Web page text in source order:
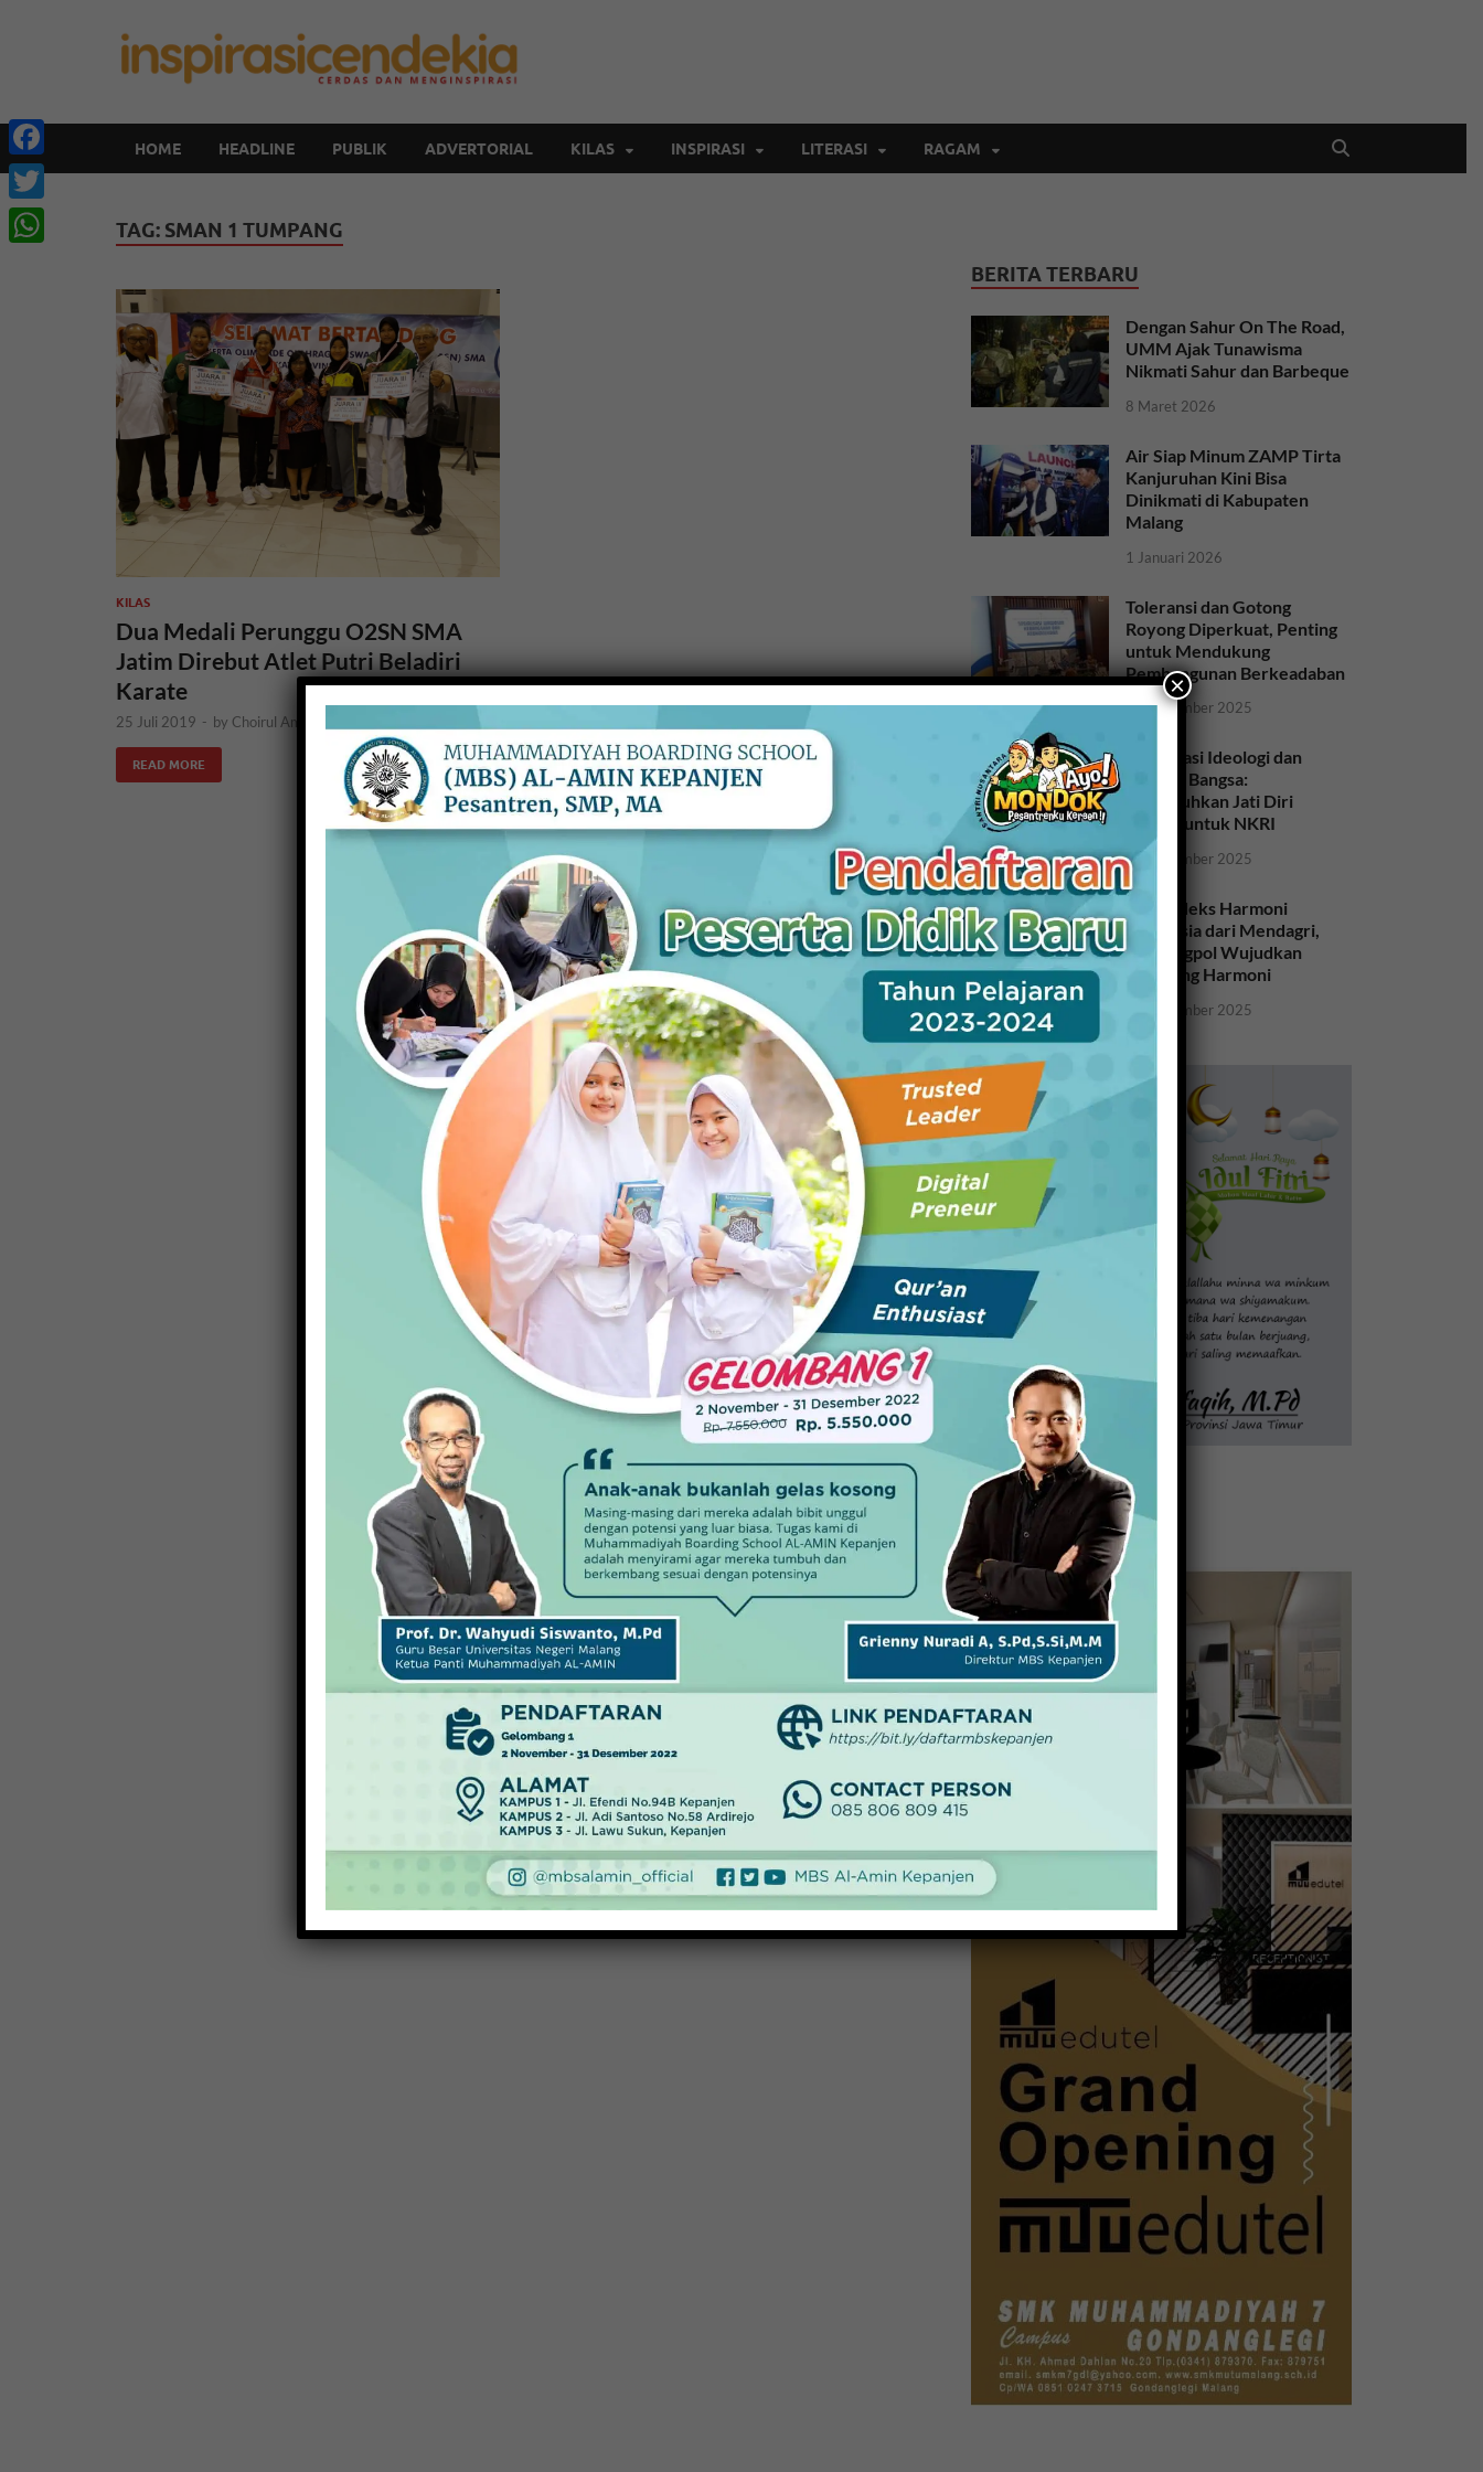
HOME HEADLINE PUBLIK ADVERTORIAL KILAS INSPIRASI LITERASI RAGAM
TAG: SMAN 1 TUMPANG
KILAS
Dua Medali Perunggu O2SN SMA
Jatim Direbut Atlet Putri Beladiri
Karate
25 Juli 2019 - by Choirul Amin
READ MORE
BERITA TERBARU
Dengan Sahur On The Road,
UMM Ajak Tunawisma
Nikmati Sahur dan Barbeque
8 Maret 2026
Air Siap Minum ZAMP Tirta
Kanjuruhan Kini Bisa
Dinikmati di Kabupaten
Malang
1 Januari 2026
Toleransi dan Gotong
Royong Diperkuat, Penting
untuk Mendukung
Pembangunan Berkeadaban
28 November 2025
Sosialisasi Ideologi dan
Sejarah Bangsa:
Meneguhkan Jati Diri
Bangsa untuk NKRI
26 November 2025
Raih Indeks Harmoni
Indonesia dari Mendagri,
Kesbangpol Wujudkan
Kampung Harmoni
20 November 2025
Facebook
Twitter
×